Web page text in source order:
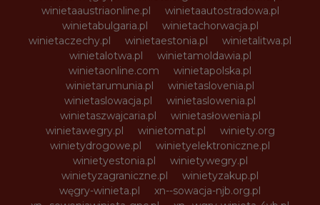
winietaaustriaonline.pl
winietaautostradowa.pl
winietabulgaria.pl
winietachorwacja.pl
winietaczechy.pl
winietaestonia.pl
winietalitwa.pl
winietalotwa.pl
winietamoldawia.pl
winietaonline.com
winietapolska.pl
winietarumunia.pl
winietaslovenia.pl
winietaslowacja.pl
winietaslowenia.pl
winietaszwajcaria.pl
winietasłowenia.pl
winietawegry.pl
winietomat.pl
winiety.org
winietydrogowe.pl
winietyelektroniczne.pl
winietyestonia.pl
winietywegry.pl
winietyzagraniczne.pl
winietyzakup.pl
węgry-winieta.pl
xn--sowacja-njb.org.pl